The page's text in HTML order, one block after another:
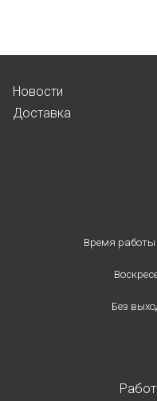
Новости
Доставка
Время работы
Без